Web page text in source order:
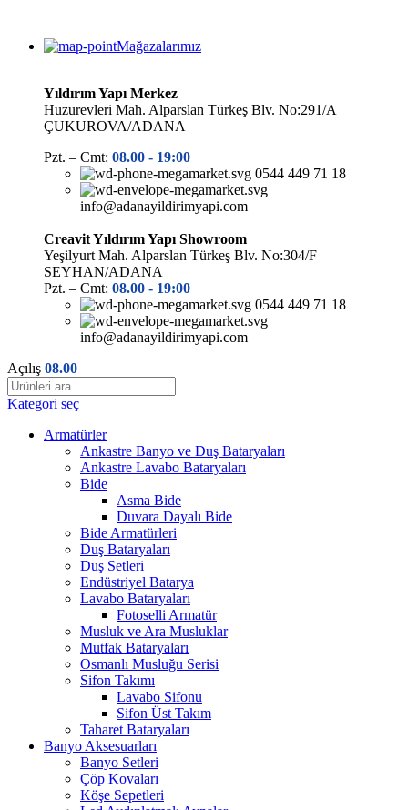
Mağazalarımız
Yıldırım Yapı Merkez
Huzurevleri Mah. Alparslan Türkeş Blv. No:291/A
ÇUKUROVA/ADANA
Pzt. – Cmt: 08.00 - 19:00
0544 449 71 18
info@adanayildirimyapi.com
Creavit Yıldırım Yapı Showroom
Yeşilyurt Mah. Alparslan Türkeş Blv. No:304/F
SEYHAN/ADANA
Pzt. – Cmt: 08.00 - 19:00
0544 449 71 18
info@adanayildirimyapi.com
Açılış 08.00
Kategori seç
Armatürler
Ankastre Banyo ve Duş Bataryaları
Ankastre Lavabo Bataryaları
Bide
Asma Bide
Duvara Dayalı Bide
Bide Armatürleri
Duş Bataryaları
Duş Setleri
Endüstriyel Batarya
Lavabo Bataryaları
Fotoselli Armatür
Musluk ve Ara Musluklar
Mutfak Bataryaları
Osmanlı Musluğu Serisi
Sifon Takımı
Lavabo Sifonu
Sifon Üst Takım
Taharet Bataryaları
Banyo Aksesuarları
Banyo Setleri
Çöp Kovaları
Köşe Sepetleri